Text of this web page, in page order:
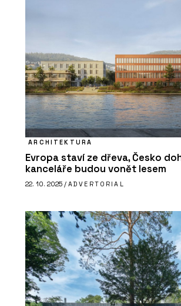
ARCHITEKTURA
Evropa staví ze dřeva, Česko
kanceláře budou vonět lesem
22. 10. 2025 / ADVERTORIAL